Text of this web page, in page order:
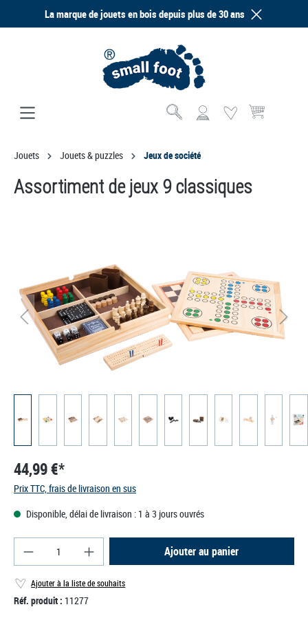
principalLa marque de jouets en bois depuis plus de 30 ans
Le panier
Jouets Jouets & puzzles Jeux de société
Assortiment de jeux 9 classiques
44,99 €*
Prix TTC, frais de livraison en sus
Disponible, délai de livraison : 1 à 3 jours ouvrés
Quantité de produit : Entrez la quantité
Ajouter au panier
Ajouter à la liste de souhaits
Réf. produit : 11277